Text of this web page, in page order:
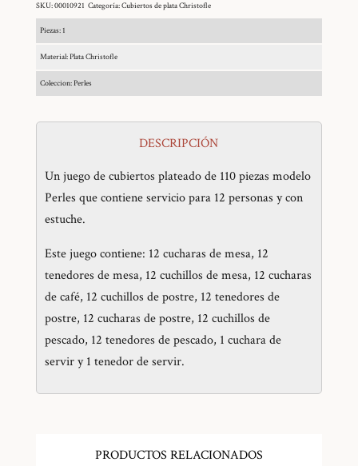
SKU:00010921 Categoría:Cubiertos de plata Christofle
Piezas: 1
Material: Plata Christofle
Coleccion: Perles
DESCRIPCIÓN
Un juego de cubiertos plateado de 110 piezas modelo
Perles que contiene servicio para 12 personas y con
estuche.
Este juego contiene: 12 cucharas de mesa, 12
tenedores de mesa, 12 cuchillos de mesa, 12 cucharas
de café, 12 cuchillos de postre, 12 tenedores de
postre, 12 cucharas de postre, 12 cuchillos de
pescado, 12 tenedores de pescado, 1 cuchara de
servir y 1 tenedor de servir.
PRODUCTOS RELACIONADOS